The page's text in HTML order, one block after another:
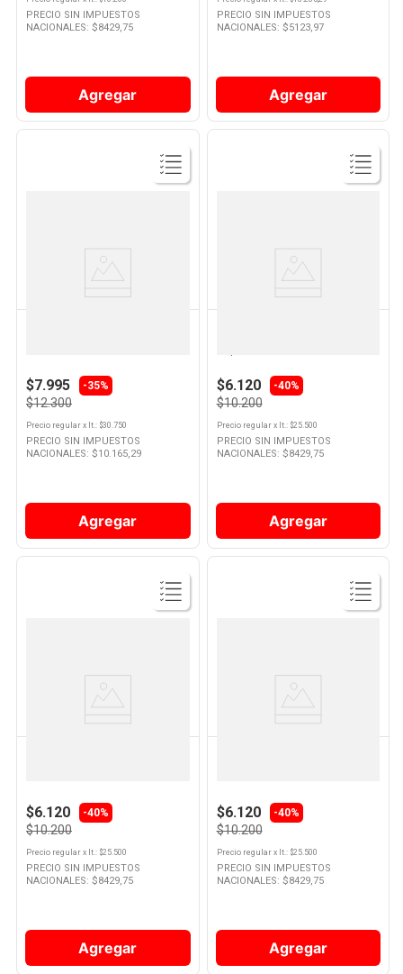
PRECIO SIN IMPUESTOS
NACIONALES: $8429,75
Agregar
PRECIO SIN IMPUESTOS
NACIONALES: $5123,97
Agregar
Producto
$7.995 -35%
$12.300
Precio regular x lt.: $30.750
PRECIO SIN IMPUESTOS
NACIONALES: $10.165,29
Agregar
Producto
$6.120 -40%
$10.200
Precio regularx lt.: $25.500
PRECIO SIN IMPUESTOS
NACIONALES: $8429,75
Agregar
Ver
Producto
$6.120 -40%
$10.200
Precio regular x lt. : $25.500
PRECIO SIN IMPUESTOS
NACIONALES: $8429,75
Agregar
Ver
Producto
$6.120 -40%
$10.200
Precio regularx lt. : $25.500
PRECIO SIN IMPUESTOS
NACIONALES: $8429,75
Agregar